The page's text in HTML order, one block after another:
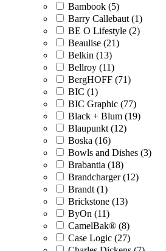
Bambook (5)
Barry Callebaut (1)
BE O Lifestyle (2)
Beaulise (21)
Belkin (13)
Bellroy (11)
BergHOFF (71)
BIC (1)
BIC Graphic (77)
Black + Blum (19)
Blaupunkt (12)
Boska (16)
Bowls and Dishes (3)
Brabantia (18)
Brandcharger (12)
Brandt (1)
Brickstone (13)
ByOn (11)
CamelBak® (8)
Case Logic (27)